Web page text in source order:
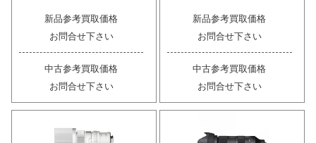
新品参考買取価格
お問合せ下さい
中古参考買取価格
お問合せ下さい
新品参考買取価格
お問合せ下さい
中古参考買取価格
お問合せ下さい